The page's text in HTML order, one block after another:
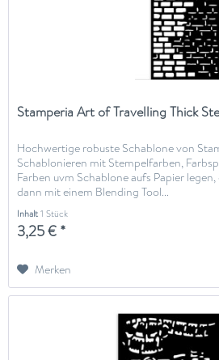
Stamperia Art of Travelling Thick
Hochwertige robuste Schablone von
Schablonieren mit Stempelfarben,
Farben uvm Schablone aufs Papier
dann mit einem Blending Tool...
Inhalt1 Stück
3,25 € *
Merken